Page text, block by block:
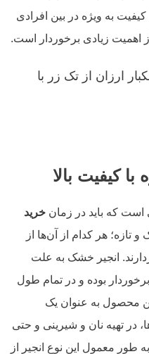
کیفیت به ویژه در بین افرادی
اهمیت زیادی برخوردار است.
ارزان از تک زر با
کیفیت بالا
است که باید در زمان خرید
تازه؛ هر کدام از آن‌ها از
انجیر خشک به علت
بوده و در تمام طول
محصول به عنوان یک
در تهیه نان و شیرینی و حتی
طور معمول این نوع انجیر از